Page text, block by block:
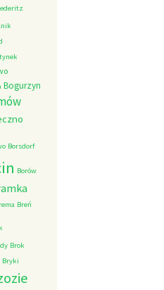
Bogurzyn
Borsdorf
Borów
Breń
Brok
Bryki